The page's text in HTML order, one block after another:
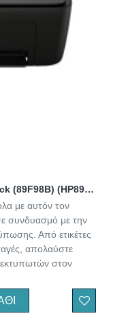
HP DeskJet 2910 All-in-One Printer Black (89F98B) (HP89F98B)
με αυτόν τον
συνδυασμό με την
Από ετικέτες
απολαύστε
εκτυπωτών στον